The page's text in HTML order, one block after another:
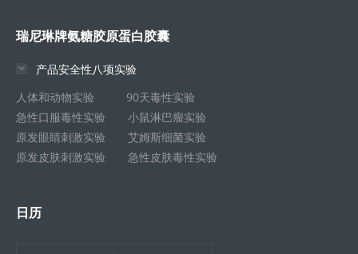
在
窗
口
中
打
开
在
窗
口
中
打
开
在
窗
口
中
打
开
瑞尼琳牌氨糖胶原蛋白胶囊
产品安全性八项实验
人体和动物实验 90天毒性实验
急性口服毒性实验 小鼠淋巴瘤实验
原发眼睛刺激实验 艾姆斯细菌实验
原发皮肤刺激实验 急性皮肤毒性实验
日历